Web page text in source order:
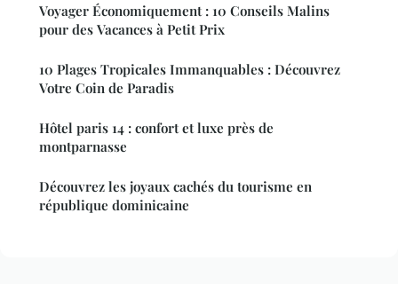
Voyager Économiquement : 10 Conseils Malins
pour des Vacances à Petit Prix
10 Plages Tropicales Immanquables : Découvrez
Votre Coin de Paradis
Hôtel paris 14 : confort et luxe près de
montparnasse
Découvrez les joyaux cachés du tourisme en
république dominicaine